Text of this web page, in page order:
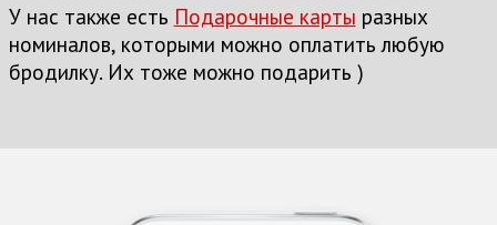
У нас также есть Подарочные карты разных
номиналов, которыми можно оплатить любую
бродилку. Их тоже можно подарить )